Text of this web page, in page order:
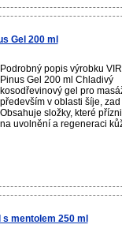
Gel 200 ml
Podrobný popis výrobku
Pinus Gel 200 ml Chladivý
kosodřevinový gel pro
především v oblasti šíje,
Obsahuje složky, které
na uvolnění a regeneraci
mentolem 250 ml